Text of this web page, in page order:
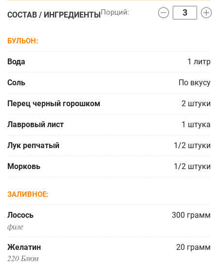
СОСТАВ / ИНГРЕДИЕНТЫ
БУЛЬОН
Вода 1 литр
Соль По вкусу
Перец черный горошком 2 штуки
Лавровый лист 1 штука
Лук репчатый 1/2 штуки
Морковь 1/2 штуки
ЗАЛИВНОЕ
Лосось 300 грамм
филе
Желатин 20 грамм
220 Блюм